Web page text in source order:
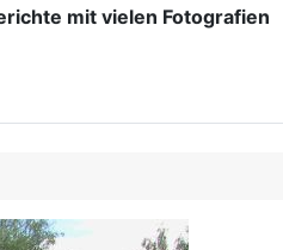
mit vielen Fotografien